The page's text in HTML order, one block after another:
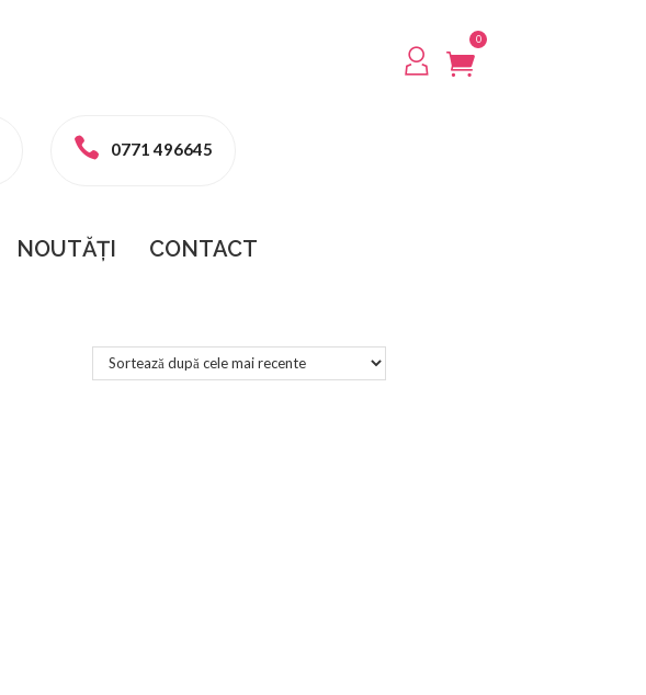
0
0771 496645
NOUTĂȚI CONTACT